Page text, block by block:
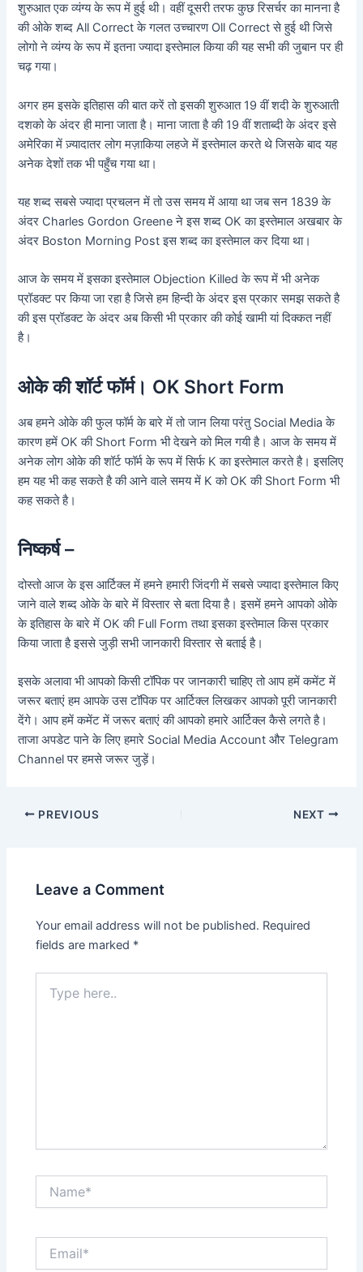
शुरुआत एक व्यंग्य के रूप में हुई थी। वहीं दूसरी तरफ कुछ रिसर्चर का मानना है
की ओके शब्द All Correct के गलत उच्चारण Oll Correct से हुई थी जिसे
लोगो ने व्यंग्य के रूप में इतना ज्यादा इस्तेमाल किया की यह सभी की जुबान पर ही
चढ़ गया।
अगर हम इसके इतिहास की बात करें तो इसकी शुरुआत 19 वीं शदी के शुरुआती
दशको के अंदर ही माना जाता है। माना जाता है की 19 वीं शताब्दी के अंदर इसे
अमेरिका में ज़्यादातर लोग मज़ाकिया लहजे में इस्तेमाल करते थे जिसके बाद यह
अनेक देशों तक भी पहुँच गया था।
यह शब्द सबसे ज्यादा प्रचलन में तो उस समय में आया था जब सन 1839 के
अंदर Charles Gordon Greene ने इस शब्द OK का इस्तेमाल अखबार के
अंदर Boston Morning Post इस शब्द का इस्तेमाल कर दिया था।
आज के समय में इसका इस्तेमाल Objection Killed के रूप में भी अनेक
प्रॉडक्ट पर किया जा रहा है जिसे हम हिन्दी के अंदर इस प्रकार समझ सकते है
की इस प्रॉडक्ट के अंदर अब किसी भी प्रकार की कोई खामी यां दिक्कत नहीं
है।
ओके की शॉर्ट फॉर्म। OK Short Form
अब हमने ओके की फुल फॉर्म के बारे में तो जान लिया परंतु Social Media के
कारण हमें OK की Short Form भी देखने को मिल गयी है। आज के समय में
अनेक लोग ओके की शॉर्ट फॉर्म के रूप में सिर्फ K का इस्तेमाल करते है। इसलिए
हम यह भी कह सकते है की आने वाले समय में K को OK की Short Form भी
कह सकते है।
निष्कर्ष –
दोस्तो आज के इस आर्टिक्ल में हमने हमारी जिंदगी में सबसे ज्यादा इस्तेमाल किए
जाने वाले शब्द ओके के बारे में विस्तार से बता दिया है। इसमें हमने आपको ओके
के इतिहास के बारे में OK की Full Form तथा इसका इस्तेमाल किस प्रकार
किया जाता है इससे जुड़ी सभी जानकारी विस्तार से बताई है।
इसके अलावा भी आपको किसी टॉपिक पर जानकारी चाहिए तो आप हमें कमेंट में
जरूर बताएं हम आपके उस टॉपिक पर आर्टिक्ल लिखकर आपको पूरी जानकारी
देंगे। आप हमें कमेंट में जरूर बताएं की आपको हमारे आर्टिक्ल कैसे लगते है।
ताजा अपडेट पाने के लिए हमारे Social Media Account और Telegram
Channel पर हमसे जरूर जुड़ें।
PREVIOUS NEXT
Leave a Comment
Your email address will not be published. Required
fields are marked *
here..